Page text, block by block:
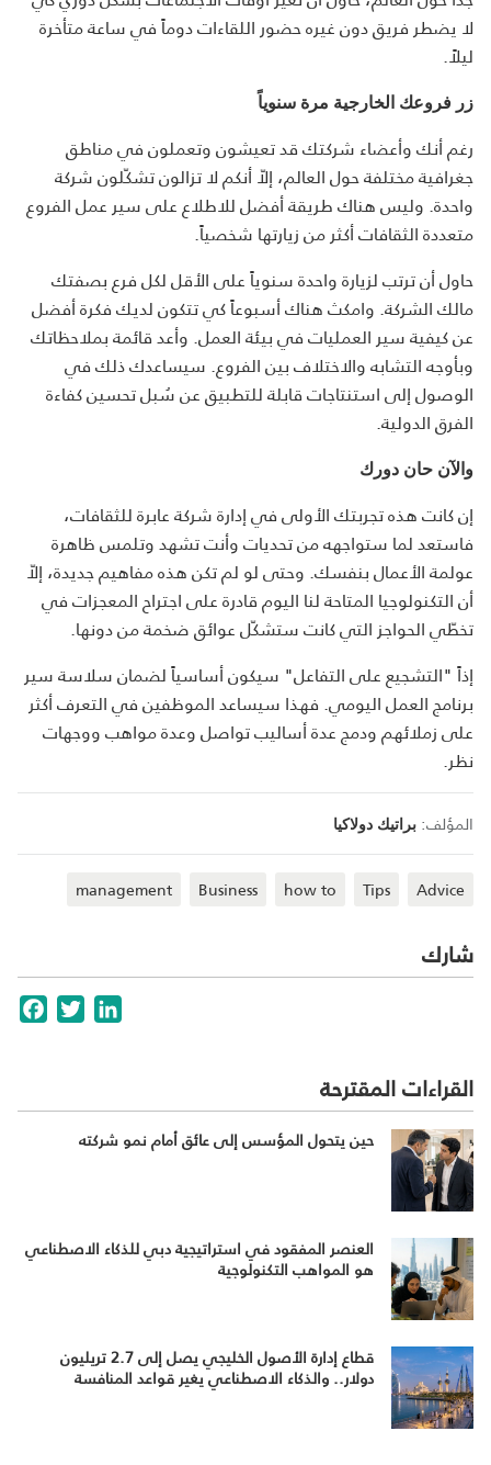
لا يضطر فريق دون غيره حضور اللقاءات دوماً في ساعة متأخرة
ليلاً.
زر فروعك الخارجية مرة سنوياً
رغم أنك وأعضاء شركتك قد تعيشون وتعملون في مناطق
جغرافية مختلفة حول العالم، إلاّ أنكم لا تزالون تشكّلون شركة
واحدة. وليس هناك طريقة أفضل للاطلاع على سير عمل الفروع
متعددة الثقافات أكثر من زيارتها شخصياً.
حاول أن ترتب لزيارة واحدة سنوياً على الأقل لكل فرع بصفتك
مالك الشركة. وامكث هناك أسبوعاً كي تتكون لديك فكرة أفضل
عن كيفية سير العمليات في بيئة العمل. وأعد قائمة بملاحظاتك
وبأوجه التشابه والاختلاف بين الفروع. سيساعدك ذلك في
الوصول إلى استنتاجات قابلة للتطبيق عن سُبل تحسين كفاءة
الفرق الدولية.
والآن حان دورك
إن كانت هذه تجربتك الأولى في إدارة شركة عابرة للثقافات،
فاستعد لما ستواجهه من تحديات وأنت تشهد وتلمس ظاهرة
عولمة الأعمال بنفسك. وحتى لو لم تكن هذه مفاهيم جديدة، إلاّ
أن التكنولوجيا المتاحة لنا اليوم قادرة على اجتراح المعجزات في
تخطّي الحواجز التي كانت ستشكّل عوائق ضخمة من دونها.
إذاً "التشجيع على التفاعل" سيكون أساسياً لضمان سلاسة سير
برنامج العمل اليومي. فهذا سيساعد الموظفين في التعرف أكثر
على زملائهم ودمج عدة أساليب تواصل وعدة مواهب ووجهات
نظر.
المؤلف: براتيك دولاكيا
Advice
Tips
how to
Business
management
شارك
TwitterLinkedIn
القراءات المقترحة
حين يتحول المؤسس إلى عائق أمام نمو شركته
العنصر المفقود في استراتيجية دبي للذكاء الاصطناعي
هو المواهب التكنولوجية
قطاع إدارة الأصول الخليجي يصل إلى 2.7 تريليون
دولار.. والذكاء الاصطناعي يغير قواعد المنافسة